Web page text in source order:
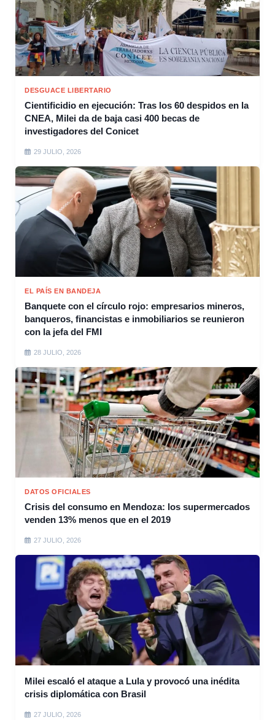
DESGUACE LIBERTARIO
Cientificidio en ejecución: Tras los 60 despidos en la
CNEA, Milei da de baja casi 400 becas de
investigadores del Conicet
29 JULIO, 2026
EL PAÍS EN BANDEJA
Banquete con el círculo rojo: empresarios mineros,
banqueros, financistas e inmobiliarios se reunieron
con la jefa del FMI
28 JULIO, 2026
DATOS OFICIALES
Crisis del consumo en Mendoza: los supermercados
venden 13% menos que en el 2019
27 JULIO, 2026
Milei escaló el ataque a Lula y provocó una inédita
crisis diplomática con Brasil
27 JULIO, 2026